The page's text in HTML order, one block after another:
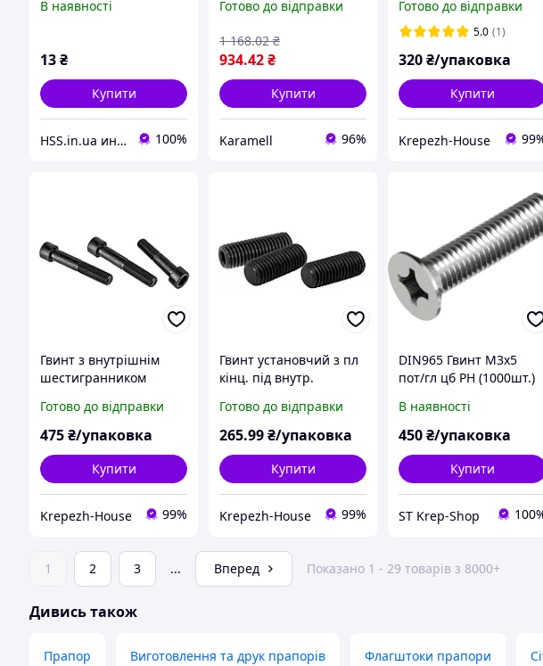
В наявності
13₴
Купити
HSS.in.ua интернет магазин деревообрабатывающего инструмента 100%
М4 М5 1060шт гайки
вуглецева кейс
19.2х13.2х2.2
Готово до відправки
934.42₴
1 168.02 ₴
Купити
Karamell 96%
(1000шт)
Готово до відправки
5.0 (1)
320₴/упаковка
Купити
Krepezh-House
Гвинт з внутрішнім
шестигранником
(кл.міц.12.9) бп м3х5
(100шт)
Готово до відправки
475₴/упаковка
Купити
Krepezh-House 99%
Гвинт установчий з пл
кінц. під внутр.
м3х5 (100шт)
Готово до відправки
265.99₴/упаковка
Купити
Krepezh-House 99%
DIN965 Гвинт М3х5
пот/гл цб PH (1000шт.)
В наявності
450₴/упаковка
Купити
ST Krep-Shop
1 2 3 ... Вперед Показано 1 - 29 товарів з 8000+
Дивись також
Прапор Виготовлення та друк прапорів Флагштоки прапори